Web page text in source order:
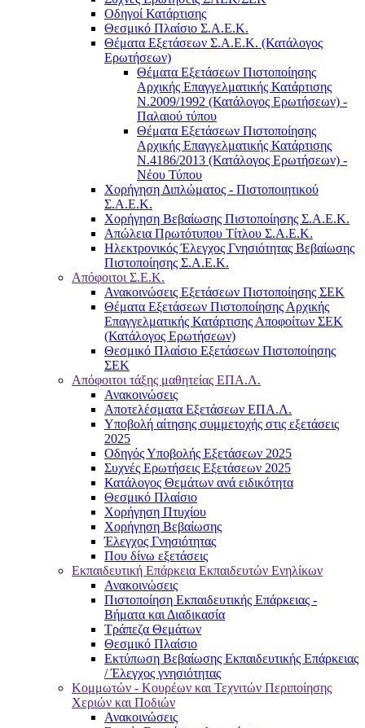
Οδηγοί Κατάρτισης
Θεσμικό Πλαίσιο Σ.Α.Ε.Κ.
Θέματα Εξετάσεων Σ.Α.Ε.Κ. (Κατάλογος
Ερωτήσεων)
Θέματα Εξετάσεων Πιστοποίησης
Αρχικής Επαγγελματικής Κατάρτισης
Ν.2009/1992 (Κατάλογος Ερωτήσεων) -
Παλαιού τύπου
Θέματα Εξετάσεων Πιστοποίησης
Αρχικής Επαγγελματικής Κατάρτισης
Ν.4186/2013 (Κατάλογος Ερωτήσεων) -
Νέου Τύπου
Χορήγηση Διπλώματος - Πιστοποιητικού
Σ.Α.Ε.Κ.
Χορήγηση Βεβαίωσης Πιστοποίησης Σ.Α.Ε.Κ.
Απώλεια Πρωτότυπου Τίτλου Σ.Α.Ε.Κ.
Ηλεκτρονικός Έλεγχος Γνησιότητας Βεβαίωσης
Πιστοποίησης Σ.Α.Ε.Κ.
Απόφοιτοι Σ.Ε.Κ.
Ανακοινώσεις Εξετάσεων Πιστοποίησης ΣΕΚ
Θέματα Εξετάσεων Πιστοποίησης Αρχικής
Επαγγελματικής Κατάρτισης Αποφοίτων ΣΕΚ
(Κατάλογος Ερωτήσεων)
Θεσμικό Πλαίσιο Εξετάσεων Πιστοποίησης
ΣΕΚ
Απόφοιτοι τάξης μαθητείας ΕΠΑ.Λ.
Ανακοινώσεις
Αποτελέσματα Εξετάσεων ΕΠΑ.Λ.
Υποβολή αίτησης συμμετοχής στις εξετάσεις
2025
Οδηγός Υποβολής Εξετάσεων 2025
Συχνές Ερωτήσεις Εξετάσεων 2025
Κατάλογος Θεμάτων ανά ειδικότητα
Θεσμικό Πλαίσιο
Χορήγηση Πτυχίου
Χορήγηση Βεβαίωσης
Έλεγχος Γνησιότητας
Που δίνω εξετάσεις
Εκπαιδευτική Επάρκεια Εκπαιδευτών Ενηλίκων
Ανακοινώσεις
Πιστοποίηση Εκπαιδευτικής Επάρκειας -
Βήματα και Διαδικασία
Τράπεζα Θεμάτων
Θεσμικό Πλαίσιο
Εκτύπωση Βεβαίωσης Εκπαιδευτικής Επάρκειας
/ Έλεγχος γνησιότητας
Κομμωτών - Κουρέων και Τεχνιτών Περιποίησης
Χεριών και Ποδιών
Ανακοινώσεις